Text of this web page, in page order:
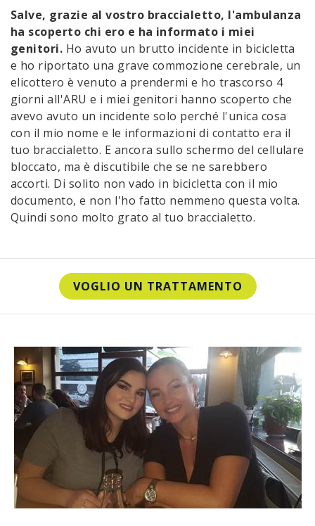
Salve, grazie al vostro braccialetto, l'ambulanza
ha scoperto chi ero e ha informato i miei
genitori. Ho avuto un brutto incidente in bicicletta
e ho riportato una grave commozione cerebrale, un
elicottero è venuto a prendermi e ho trascorso 4
giorni all'ARU e i miei genitori hanno scoperto che
avevo avuto un incidente solo perché l'unica cosa
con il mio nome e le informazioni di contatto era il
tuo braccialetto. E ancora sullo schermo del cellulare
bloccato, ma è discutibile che se ne sarebbero
accorti. Di solito non vado in bicicletta con il mio
documento, e non l'ho fatto nemmeno questa volta.
Quindi sono molto grato al tuo braccialetto.
VOGLIO UN TRATTAMENTO